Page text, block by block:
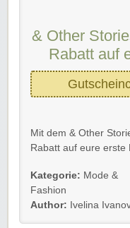
& Other
Rabatt auf
Mit dem & Other
Rabatt auf eure erste
Einfach den & Other
Bestellprozess
Kategorie: Mode &
Fashion
Author: Ivelina